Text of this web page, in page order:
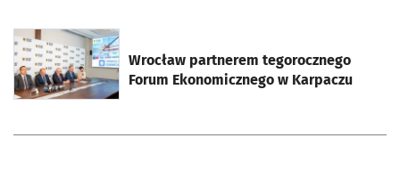
Wrocław partnerem tegorocznego
Forum Ekonomicznego w Karpaczu
otworzy się w nowej karcie